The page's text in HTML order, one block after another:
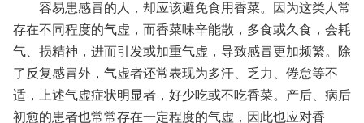
容易患感冒的人，却应该避免食用香菜。因为这类人常
存在不同程度的气虚，而香菜味辛能散，多食或久食，会耗
气、损精神，进而引发或加重气虚，导致感冒更加频繁。除
了反复感冒外，气虚者还常表现为多汗、乏力、倦怠等不
适，上述气虚症状明显者，好少吃或不吃香菜。产后、病后
初愈的患者也常常存在一定程度的气虚，因此也应对香